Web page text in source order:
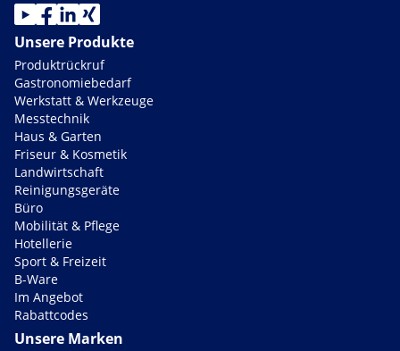
Unsere Produkte
Produktrückruf
Gastronomiebedarf
Werkstatt & Werkzeuge
Messtechnik
Haus & Garten
Friseur & Kosmetik
Landwirtschaft
Reinigungsgeräte
Büro
Mobilität & Pflege
Hotellerie
Sport & Freizeit
B-Ware
Im Angebot
Rabattcodes
Unsere Marken